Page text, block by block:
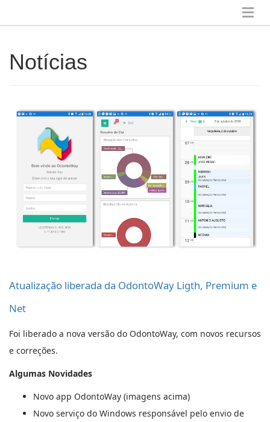
Notícias
Atualização liberada da OdontoWay Ligth, Premium e
Net
Foi liberado a nova versão do OdontoWay, com novos recursos
e correções.
Algumas Novidades
Novo app OdontoWay (imagens acima)
Novo serviço do Windows responsável pelo envio de